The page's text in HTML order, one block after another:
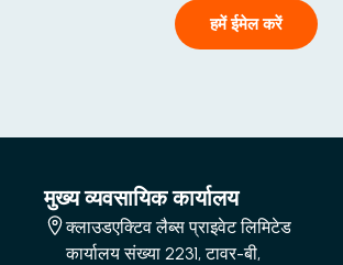
हमें ईमेल करें
मुख्य व्यवसायिक कार्यालय
क्लाउडएक्टिव लैब्स प्राइवेट लिमिटेड
कार्यालय संख्या 2231, टावर-बी,